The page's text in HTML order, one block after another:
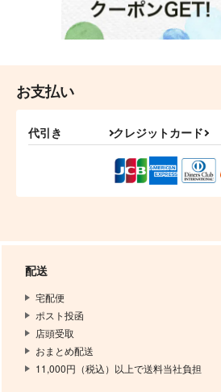
お支払い
代引き クレジットカード
配送
宅配便
ポスト投函
店頭受取
おまとめ配送
11,000円（税込）以上で送料当社負担